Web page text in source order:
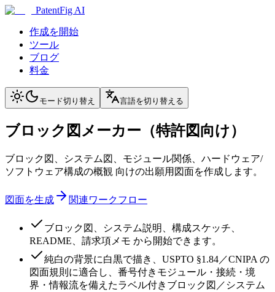
PatentFig AI
作成を開始
ツール
ブログ
料金
モード切り替え 言語を切り替える
ブロック図メーカー（特許図向け）
ブロック図、システム図、モジュール関係、ハードウェア/
ソフトウェア構成の概観 向けの出願用図面を作成します。
図面を生成 関連ワークフロー
ブロック図、システム説明、構成スケッチ、
README、請求項メモ から開始できます。
純白の背景に白黒で描き、USPTO §1.84／CNIPA の
図面規則に適合し、番号付きモジュール・接続・境
界・情報流を備えたラベル付きブロック図／システム